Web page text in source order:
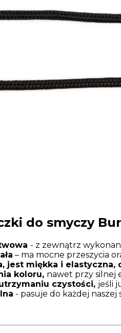
do smyczy
- z zewnątrz
– ma mocne przeszycia
jest miękka i elastyczna,
koloru, nawet przy silnej
czystości, jeśli
- pasuje do każdej naszej